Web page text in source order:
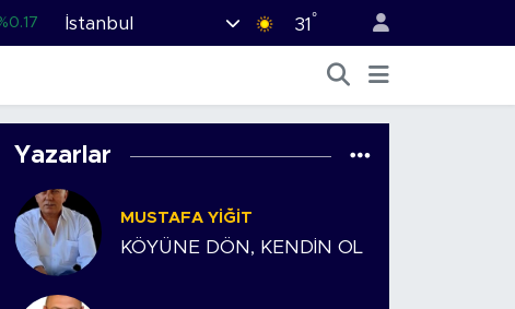
%1.2
İstanbul 31 °
Yazarlar
MUSTAFA YIĞIT
KÖYÜNE DÖN, KENDİN OL